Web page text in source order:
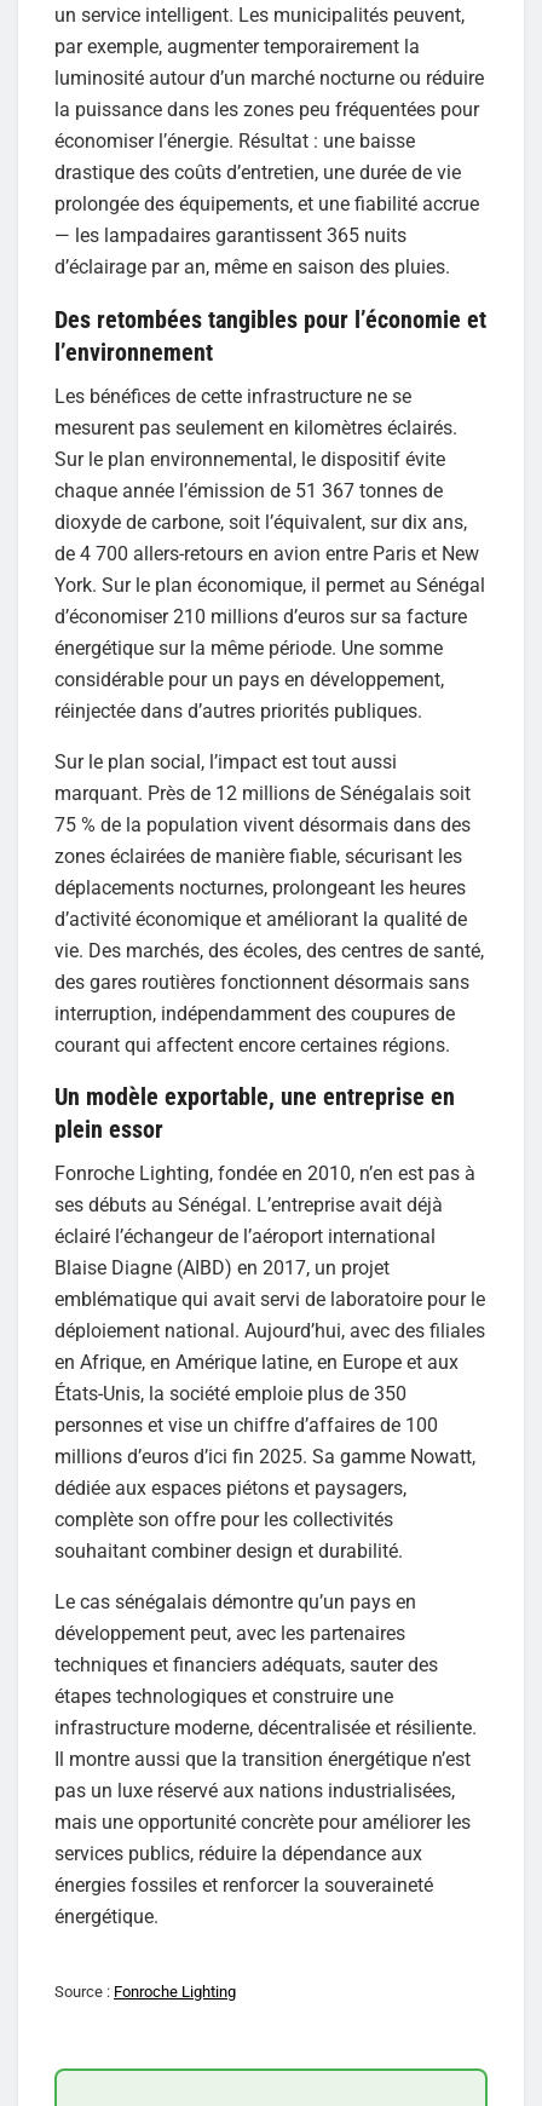
un service intelligent. Les municipalités peuvent,
par exemple, augmenter temporairement la
luminosité autour d’un marché nocturne ou réduire
la puissance dans les zones peu fréquentées pour
économiser l’énergie. Résultat : une baisse
drastique des coûts d’entretien, une durée de vie
prolongée des équipements, et une fiabilité accrue
— les lampadaires garantissent 365 nuits
d’éclairage par an, même en saison des pluies.
Des retombées tangibles pour l’économie et
l’environnement
Les bénéfices de cette infrastructure ne se
mesurent pas seulement en kilomètres éclairés.
Sur le plan environnemental, le dispositif évite
chaque année l’émission de 51 367 tonnes de
dioxyde de carbone, soit l’équivalent, sur dix ans,
de 4 700 allers-retours en avion entre Paris et New
York. Sur le plan économique, il permet au Sénégal
d’économiser 210 millions d’euros sur sa facture
énergétique sur la même période. Une somme
considérable pour un pays en développement,
réinjectée dans d’autres priorités publiques.
Sur le plan social, l’impact est tout aussi
marquant. Près de 12 millions de Sénégalais soit
75 % de la population vivent désormais dans des
zones éclairées de manière fiable, sécurisant les
déplacements nocturnes, prolongeant les heures
d’activité économique et améliorant la qualité de
vie. Des marchés, des écoles, des centres de santé,
des gares routières fonctionnent désormais sans
interruption, indépendamment des coupures de
courant qui affectent encore certaines régions.
Un modèle exportable, une entreprise en
plein essor
Fonroche Lighting, fondée en 2010, n’en est pas à
ses débuts au Sénégal. L’entreprise avait déjà
éclairé l’échangeur de l’aéroport international
Blaise Diagne (AIBD) en 2017, un projet
emblématique qui avait servi de laboratoire pour le
déploiement national. Aujourd’hui, avec des filiales
en Afrique, en Amérique latine, en Europe et aux
États-Unis, la société emploie plus de 350
personnes et vise un chiffre d’affaires de 100
millions d’euros d’ici fin 2025. Sa gamme Nowatt,
dédiée aux espaces piétons et paysagers,
complète son offre pour les collectivités
souhaitant combiner design et durabilité.
Le cas sénégalais démontre qu’un pays en
développement peut, avec les partenaires
techniques et financiers adéquats, sauter des
étapes technologiques et construire une
infrastructure moderne, décentralisée et résiliente.
Il montre aussi que la transition énergétique n’est
pas un luxe réservé aux nations industrialisées,
mais une opportunité concrète pour améliorer les
services publics, réduire la dépendance aux
énergies fossiles et renforcer la souveraineté
énergétique.
Source : Fonroche Lighting